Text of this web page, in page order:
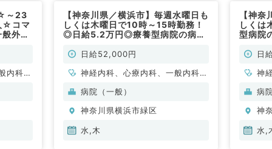
～23
☆コマ
外来
内科、
【神奈川県／横浜市】毎週水曜日も
しくは木曜日で10時～15時勤務！
◎日給5.2万円◎療養型病院の病棟
ー通勤可♪（内科系／非常勤）
日給52,000円
神経内科、心療内科、一般内科、
循環器内科、呼吸器内科、消化器
科、老年内科、膠原病科
病院（一般）
神奈川県横浜市緑区
水,木
【神
しく
型病院
非常勤
日
神
循
科
病
神
水,